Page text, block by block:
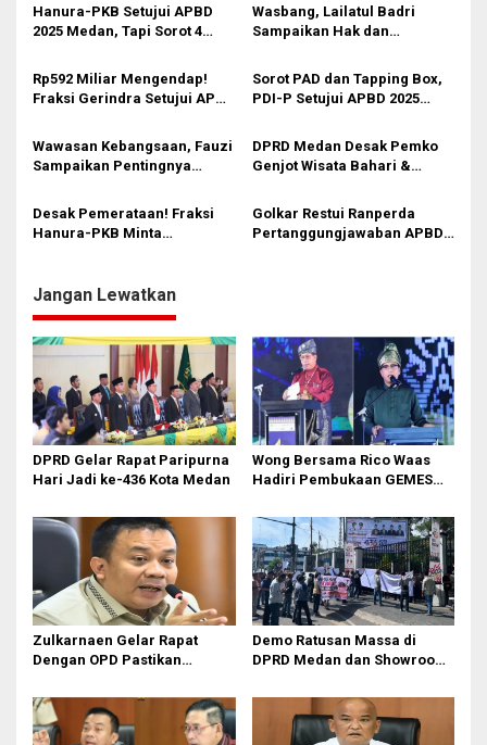
s
p
o
s
Hanura-PKB Setujui APBD
2025 Medan, Tapi Sorot 4
Anggaran Hanya 82%, SILPA
Rp592 M, Banjir, dan
Wasbang, Lailatul Badri
Sampaikan Hak dan
Rp592 Miliar Mengendap!
Fraksi Gerindra Setujui APBD
Segudang Catatan Kritis
Sorot PAD dan Tapping Box,
PDI-P Setujui APBD 2025
Catatan Kritis
Wawasan Kebangsaan, Fauzi
Sampaikan Pentingnya
DPRD Medan Desak Pemko
Genjot Wisata Bahari &
Ini Potensi Ekonomi
Menggiurkan!
Desak Pemerataan! Fraksi
Hanura-PKB Minta
Golkar Restui Ranperda
Pertanggungjawaban APBD
Jangan Lewatkan
DPRD Gelar Rapat Paripurna
Hari Jadi ke-436 Kota Medan
Wong Bersama Rico Waas
Hadiri Pembukaan GEMES
Zulkarnaen Gelar Rapat
Dengan OPD Pastikan
Banjir
Demo Ratusan Massa di
DPRD Medan dan Showroom
Soroti Dugaan Bangunan
Tanpa PBG